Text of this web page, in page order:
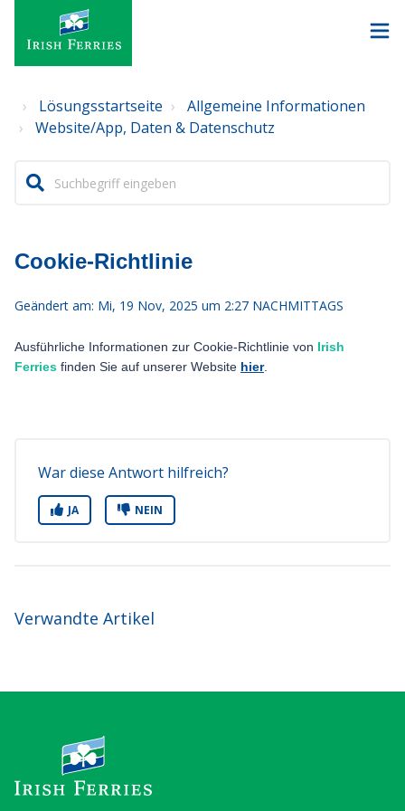
Lösungsstartseite
Allgemeine Informationen
Website/App, Daten & Datenschutz
Cookie-Richtlinie
Geändert am: Mi, 19 Nov, 2025 um 2:27 NACHMITTAGS
Ausführliche Informationen zur Cookie-Richtlinie von Irish
Ferries finden Sie auf unserer Website hier.
War diese Antwort hilfreich?
JA NEIN
Verwandte Artikel